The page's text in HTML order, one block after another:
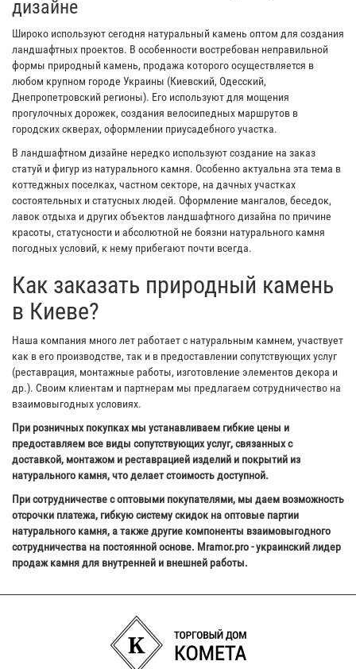
дизайне
Широко используют сегодня натуральный камень оптом для создания
ландшафтных проектов. В особенности востребован неправильной
формы природный камень, продажа которого осуществляется в
любом крупном городе Украины (Киевский, Одесский,
Днепропетровский регионы). Его используют для мощения
прогулочных дорожек, создания велосипедных маршрутов в
городских скверах, оформлении приусадебного участка.
В ландшафтном дизайне нередко используют создание на заказ
статуй и фигур из натурального камня. Особенно актуальна эта тема в
коттеджных поселках, частном секторе, на дачных участках
состоятельных и статусных людей. Оформление мангалов, беседок,
лавок отдыха и других объектов ландшафтного дизайна по причине
красоты, статусности и абсолютной не боязни натурального камня
погодных условий, к нему прибегают почти всегда.
Как заказать природный камень
в Киеве?
Наша компания много лет работает с натуральным камнем, участвует
как в его производстве, так и в предоставлении сопутствующих услуг
(реставрация, монтажные работы, изготовление элементов декора и
др.). Своим клиентам и партнерам мы предлагаем сотрудничество на
взаимовыгодных условиях.
При розничных покупках мы устанавливаем гибкие цены и
предоставляем все виды сопутствующих услуг, связанных с
доставкой, монтажом и реставрацией изделий и покрытий из
натурального камня, что делает стоимость доступной.
При сотрудничестве с оптовыми покупателями, мы даем возможность
отсрочки платежа, гибкую систему скидок на оптовые партии
натурального камня, а также другие компоненты взаимовыгодного
сотрудничества на постоянной основе. Mramor.pro - украинский лидер
продаж камня для внутренней и внешней работы.